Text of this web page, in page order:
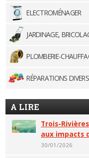
ELECTROMÉNAGER
JARDINAGE,
PLOMBERIE-
RÉPARATIONS
A LIRE
Trois-
aux impacts
30/01/2026